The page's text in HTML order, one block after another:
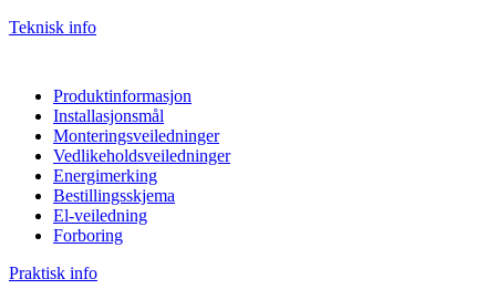
Teknisk info
Produktinformasjon
Installasjonsmål
Monteringsveiledninger
Vedlikeholdsveiledninger
Energimerking
Bestillingsskjema
El-veiledning
Forboring
Praktisk info